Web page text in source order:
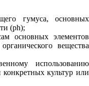
гумуса, основных
(ph);
основных элементов
вещества
использованию
культур или